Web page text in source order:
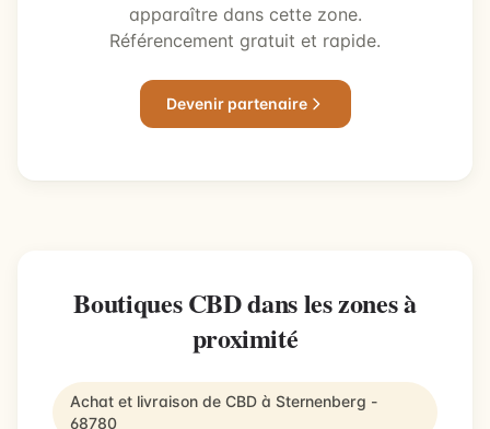
apparaître dans cette zone.
Référencement gratuit et rapide.
Devenir partenaire
Boutiques CBD dans les zones à
proximité
Achat et livraison de CBD à Sternenberg -
68780